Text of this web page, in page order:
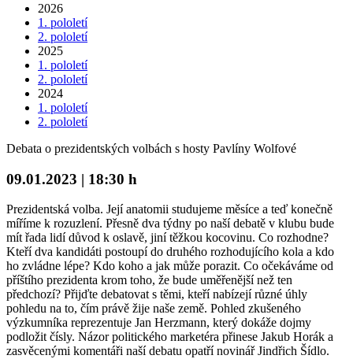
2026
1. pololetí
2. pololetí
2025
1. pololetí
2. pololetí
2024
1. pololetí
2. pololetí
Debata o prezidentských volbách s hosty Pavlíny Wolfové
09.01.2023 | 18:30 h
Prezidentská volba. Její anatomii studujeme měsíce a teď konečně
míříme k rozuzlení. Přesně dva týdny po naší debatě v klubu bude
mít řada lidí důvod k oslavě, jiní těžkou kocovinu. Co rozhodne?
Kteří dva kandidáti postoupí do druhého rozhodujícího kola a kdo
ho zvládne lépe? Kdo koho a jak může porazit. Co očekáváme od
příštího prezidenta krom toho, že bude uměřenější než ten
předchozí? Přijďte debatovat s těmi, kteří nabízejí různé úhly
pohledu na to, čím právě žije naše země. Pohled zkušeného
výzkumníka reprezentuje Jan Herzmann, který dokáže dojmy
podložit čísly. Názor politického marketéra přinese Jakub Horák a
zasvěcenými komentáři naší debatu opatří novinář Jindřich Šídlo.